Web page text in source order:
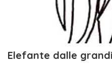
Elefante dalle